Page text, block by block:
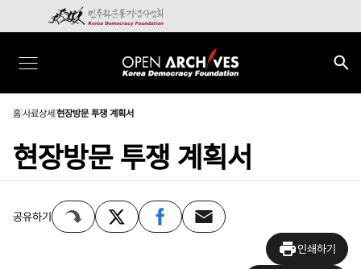
홈사료상세 현장방문 투쟁 계획서
현장방문 투쟁 계획서
공유하기
인쇄하기